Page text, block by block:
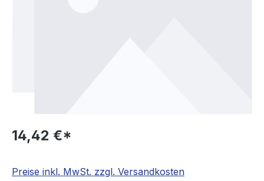
14,42 €*
Preise inkl. MwSt. zzgl. Versandkosten